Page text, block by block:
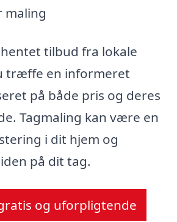
maling
tilbud fra lokale
træffe en informeret
på både pris og deres
Tagmaling kan være en
i dit hjem og
på dit tag.
og uforpligtende